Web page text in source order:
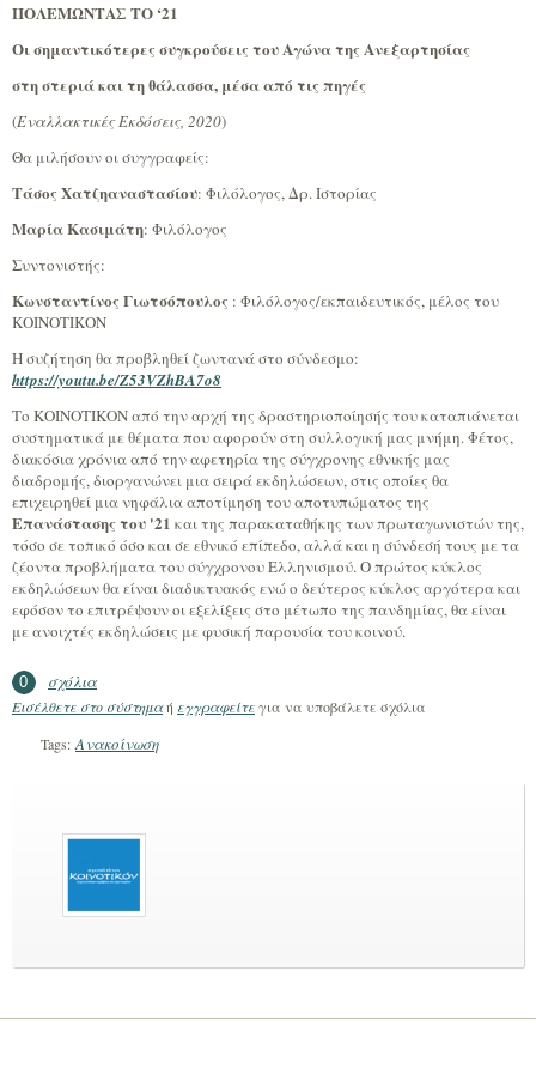
ΠΟΛΕΜΩΝΤΑΣ ΤΟ ‘21
Οι σημαντικότερες συγκρούσεις του Αγώνα της Ανεξαρτησίας
στη στεριά και τη θάλασσα, μέσα από τις πηγές
(Εναλλακτικές Εκδόσεις, 2020)
Θα μιλήσουν οι συγγραφείς:
Τάσος Χατζηαναστασίου: Φιλόλογος, Δρ. Ιστορίας
Μαρία Κασιμάτη: Φιλόλογος
Συντονιστής:
Κωνσταντίνος Γιωτσόπουλος : Φιλόλογος/εκπαιδευτικός, μέλος του
ΚΟΙΝΟΤΙΚΟΝ
Η συζήτηση θα προβληθεί ζωντανά στο σύνδεσμο:
https://youtu.be/Z53VZhBA7o8
Το ΚΟΙΝΟΤΙΚΟΝ από την αρχή της δραστηριοποίησής του καταπιάνεται
συστηματικά με θέματα που αφορούν στη συλλογική μας μνήμη. Φέτος,
διακόσια χρόνια από την αφετηρία της σύγχρονης εθνικής μας
διαδρομής, διοργανώνει μια σειρά εκδηλώσεων, στις οποίες θα
επιχειρηθεί μια νηφάλια αποτίμηση του αποτυπώματος της
Επανάστασης του '21 και της παρακαταθήκης των πρωταγωνιστών της,
τόσο σε τοπικό όσο και σε εθνικό επίπεδο, αλλά και η σύνδεσή τους με τα
ζέοντα προβλήματα του σύγχρονου Ελληνισμού. Ο πρώτος κύκλος
εκδηλώσεων θα είναι διαδικτυακός ενώ ο δεύτερος κύκλος αργότερα και
εφόσον το επιτρέψουν οι εξελίξεις στο μέτωπο της πανδημίας, θα είναι
με ανοιχτές εκδηλώσεις με φυσική παρουσία του κοινού.
0 σχόλια
Εισέλθετε στο σύστημαή εγγραφείτεγια να υποβάλετε σχόλια
Tags:Ανακοίνωση